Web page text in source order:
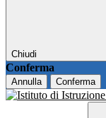
Chiudi
Conferma
Annulla Conferma